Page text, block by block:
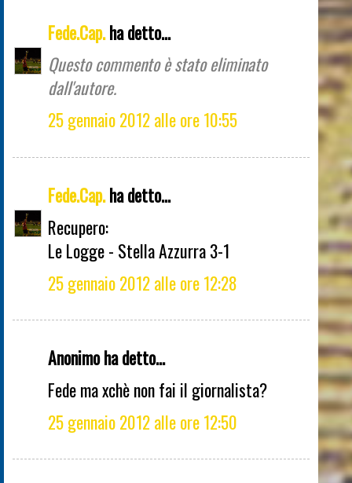
Fede.Cap.ha detto...
Questo commento è stato eliminato
dall'autore.
25 gennaio 2012 alle ore 10:55
Fede.Cap.ha detto...
Recupero:
Le Logge - Stella Azzurra 3-1
25 gennaio 2012 alle ore 12:28
Anonimo ha detto...
Fede ma xchè non fai il giornalista?
25 gennaio 2012 alle ore 12:50